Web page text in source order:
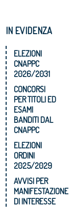
IN EVIDENZA
ELEZIONI
CNAPPC
2026/2031
CONCORSI
PER TITOLI ED
ESAMI
BANDITI DAL
CNAPPC
ELEZIONI
ORDINI
2025/2029
AVVISI PER
MANIFESTAZIONE
DI INTERESSE